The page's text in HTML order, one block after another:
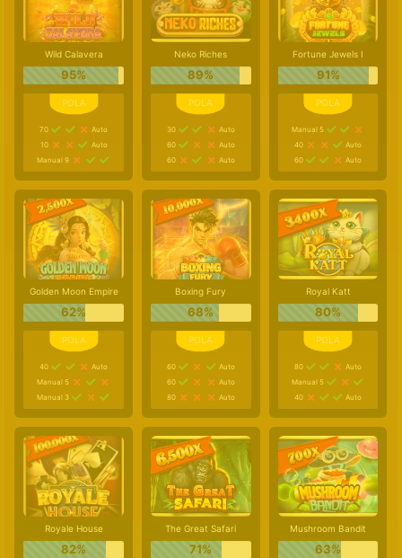
Wild Calavera
95%
70
Auto
10
Auto
Manual 9
Neko Riches
89%
30
Auto
60
Auto
60
Auto
Fortune Jewels I
91%
Manual 5
40
Auto
60
Auto
Golden Moon Empire
62%
40
Auto
Manual 5
Manual 3
Boxing Fury
68%
60
Auto
60
Auto
80
Auto
Royal Katt
80%
80
Auto
Manual 5
40
Auto
Royale House
82%
The Great Safari
71%
Mushroom Bandit
63%